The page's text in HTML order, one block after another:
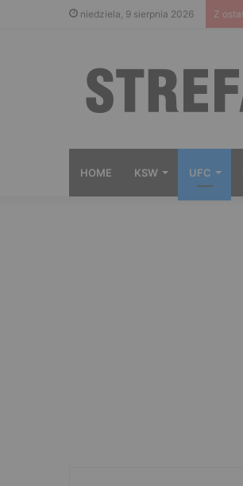
niedziela, 9 sierpnia 2026 Z
HOME KSW UFC